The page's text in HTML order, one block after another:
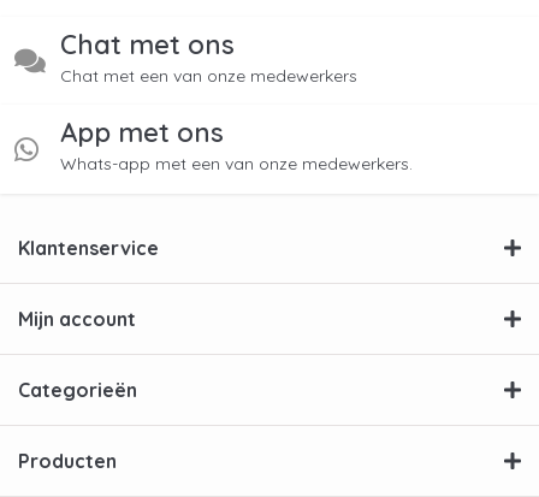
Chat met ons
Chat met een van onze medewerkers
App met ons
Whats-app met een van onze medewerkers.
Klantenservice
Mijn account
Categorieën
Producten